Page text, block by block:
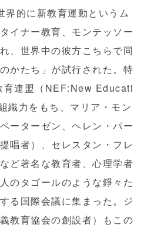
的に新教育運動というム
イナー教育、モンテッソー
、世界中の彼方こちらで同
かたち」が試行された。特
育連盟（NEF:New Educati
力をもち、マリア・モン
ーターゼン、ヘレン・パー
唱者）、セレスタン・フレ
ど著名な教育者、心理学者
のタゴールのような錚々た
る国際会議に集まった。ジ
教育協会の創設者）もこの